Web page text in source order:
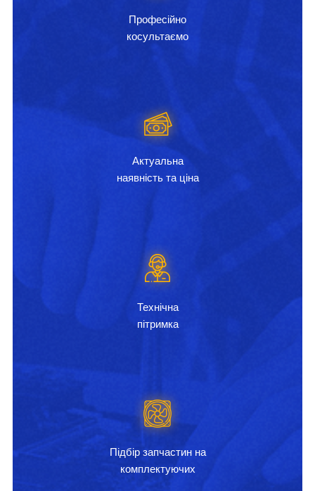
Професійно
косультаємо
Актуальна
наявність та ціна
Технічна
пітримка
Підбір запчастин на
комплектуючих